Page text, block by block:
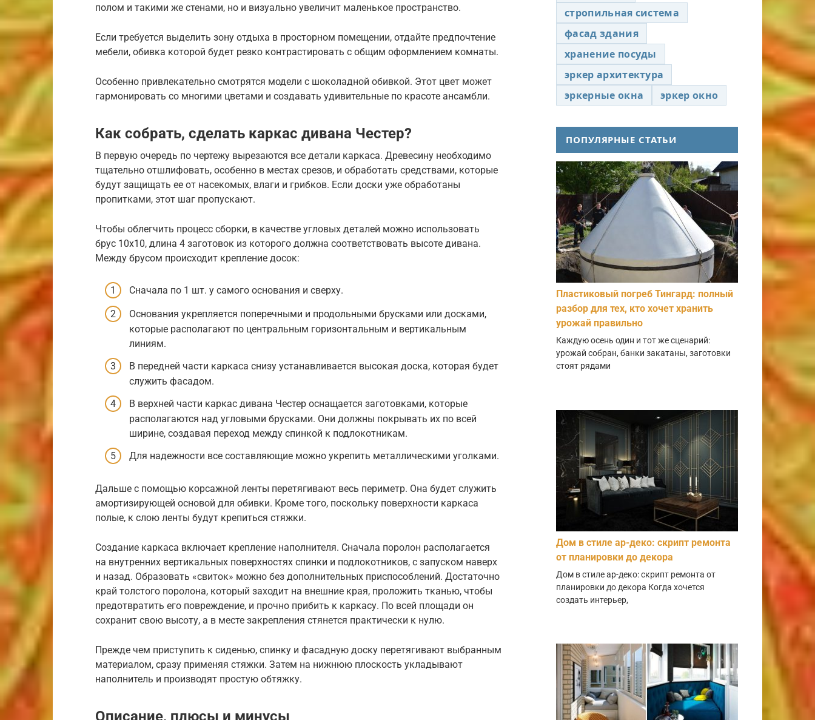
полом и такими же стенами, но и визуально увеличит маленькое пространство.
Если требуется выделить зону отдыха в просторном помещении, отдайте предпочтение
мебели, обивка которой будет резко контрастировать с общим оформлением комнаты.
Особенно привлекательно смотрятся модели с шоколадной обивкой. Этот цвет может
гармонировать со многими цветами и создавать удивительные по красоте ансамбли.
Как собрать, сделать каркас дивана Честер?
В первую очередь по чертежу вырезаются все детали каркаса. Древесину необходимо
тщательно отшлифовать, особенно в местах срезов, и обработать средствами, которые
будут защищать ее от насекомых, влаги и грибков. Если доски уже обработаны
пропитками, этот шаг пропускают.
Чтобы облегчить процесс сборки, в качестве угловых деталей можно использовать
брус 10х10, длина 4 заготовок из которого должна соответствовать высоте дивана.
Между брусом происходит крепление досок:
Сначала по 1 шт. у самого основания и сверху.
Основания укрепляется поперечными и продольными брусками или досками,
которые располагают по центральным горизонтальным и вертикальным
линиям.
В передней части каркаса снизу устанавливается высокая доска, которая будет
служить фасадом.
В верхней части каркас дивана Честер оснащается заготовками, которые
располагаются над угловыми брусками. Они должны покрывать их по всей
ширине, создавая переход между спинкой к подлокотникам.
Для надежности все составляющие можно укрепить металлическими уголками.
Дальше с помощью корсажной ленты перетягивают весь периметр. Она будет служить
амортизирующей основой для обивки. Кроме того, поскольку поверхности каркаса
полые, к слою ленты будут крепиться стяжки.
Создание каркаса включает крепление наполнителя. Сначала поролон располагается
на внутренних вертикальных поверхностях спинки и подлокотников, с запуском наверх
и назад. Образовать «свиток» можно без дополнительных приспособлений. Достаточно
край толстого поролона, который заходит на внешние края, проложить тканью, чтобы
предотвратить его повреждение, и прочно прибить к каркасу. По всей площади он
сохранит свою высоту, а в месте закрепления стянется практически к нулю.
Прежде чем приступить к сиденью, спинку и фасадную доску перетягивают выбранным
материалом, сразу применяя стяжки. Затем на нижнюю плоскость укладывают
наполнитель и производят простую обтяжку.
Описание, плюсы и минусы
стропильная система
фасад здания
хранение посуды
эркер архитектура
эркерные окна
эркер окно
ПОПУЛЯРНЫЕ СТАТЬИ
Пластиковый погреб Тингард: полный
разбор для тех, кто хочет хранить
урожай правильно
Каждую осень один и тот же сценарий:
урожай собран, банки закатаны, заготовки
стоят рядами
Дом в стиле ар-деко: скрипт ремонта
от планировки до декора
Дом в стиле ар-деко: скрипт ремонта от
планировки до декора Когда хочется
создать интерьер,